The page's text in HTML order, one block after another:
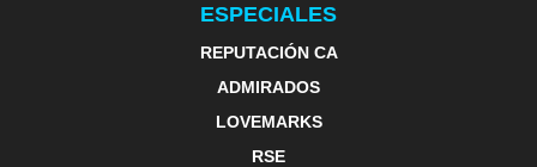
ESPECIALES
REPUTACIÓN CA
ADMIRADOS
LOVEMARKS
RSE